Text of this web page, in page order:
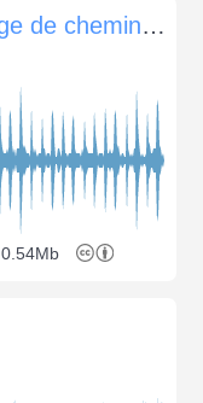
Le tic-tac d'une vieille horloge de cheminée (1918)
0.54Mb